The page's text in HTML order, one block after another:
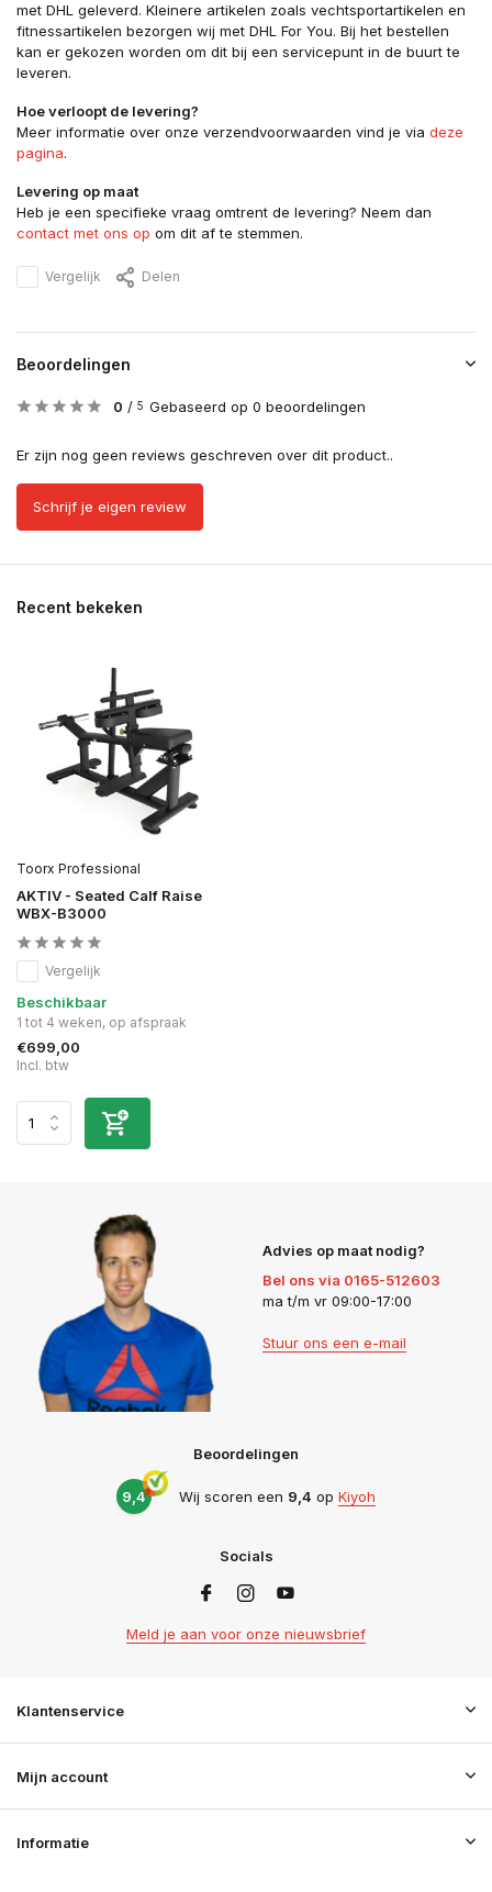
met DHL geleverd. Kleinere artikelen zoals vechtsportartikelen en
fitnessartikelen bezorgen wij met DHL For You. Bij het bestellen
kan er gekozen worden om dit bij een servicepunt in de buurt te
leveren.
Hoe verloopt de levering?
Meer informatie over onze verzendvoorwaarden vind je via deze
pagina.
Levering op maat
Heb je een specifieke vraag omtrent de levering? Neem dan
contact met ons op om dit af te stemmen.
Vergelijk Delen
Beoordelingen
0 / 5 Gebaseerd op 0 beoordelingen
Er zijn nog geen reviews geschreven over dit product..
Schrijf je eigen review
Recent bekeken
Toorx Professional
AKTIV - Seated Calf Raise
WBX-B3000
Vergelijk
Beschikbaar
1 tot 4 weken, op afspraak
€699,00
Incl. btw
Advies op maat nodig?
Bel ons via 0165-512603
ma t/m vr 09:00-17:00
Stuur ons een e-mail
Beoordelingen
9,4 Wij scoren een 9,4 op Kiyoh
Socials
Meld je aan voor onze nieuwsbrief
Klantenservice
Mijn account
Informatie